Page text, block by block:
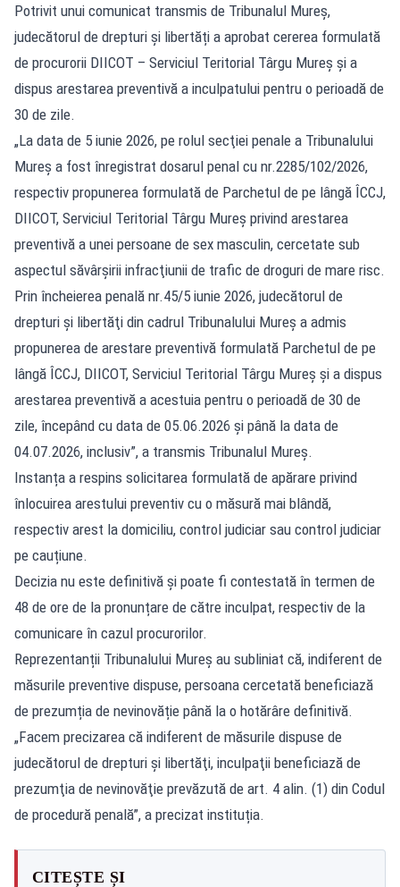
Potrivit unui comunicat transmis de Tribunalul Mureș,
judecătorul de drepturi și libertăți a aprobat cererea formulată
de procurorii DIICOT – Serviciul Teritorial Târgu Mureș și a
dispus arestarea preventivă a inculpatului pentru o perioadă de
30 de zile.
„La data de 5 iunie 2026, pe rolul secţiei penale a Tribunalului
Mureş a fost înregistrat dosarul penal cu nr.2285/102/2026,
respectiv propunerea formulată de Parchetul de pe lângă ÎCCJ,
DIICOT, Serviciul Teritorial Târgu Mureş privind arestarea
preventivă a unei persoane de sex masculin, cercetate sub
aspectul săvârşirii infracţiunii de trafic de droguri de mare risc.
Prin încheierea penală nr.45/5 iunie 2026, judecătorul de
drepturi şi libertăţi din cadrul Tribunalului Mureş a admis
propunerea de arestare preventivă formulată Parchetul de pe
lângă ÎCCJ, DIICOT, Serviciul Teritorial Târgu Mureş şi a dispus
arestarea preventivă a acestuia pentru o perioadă de 30 de
zile, începând cu data de 05.06.2026 şi până la data de
04.07.2026, inclusiv”, a transmis Tribunalul Mureș.
Instanța a respins solicitarea formulată de apărare privind
înlocuirea arestului preventiv cu o măsură mai blândă,
respectiv arest la domiciliu, control judiciar sau control judiciar
pe cauțiune.
Decizia nu este definitivă și poate fi contestată în termen de
48 de ore de la pronunțare de către inculpat, respectiv de la
comunicare în cazul procurorilor.
Reprezentanții Tribunalului Mureș au subliniat că, indiferent de
măsurile preventive dispuse, persoana cercetată beneficiază
de prezumția de nevinovăție până la o hotărâre definitivă.
„Facem precizarea că indiferent de măsurile dispuse de
judecătorul de drepturi şi libertăţi, inculpaţii beneficiază de
prezumţia de nevinovăţie prevăzută de art. 4 alin. (1) din Codul
de procedură penală”, a precizat instituția.
CITEȘTE ȘI